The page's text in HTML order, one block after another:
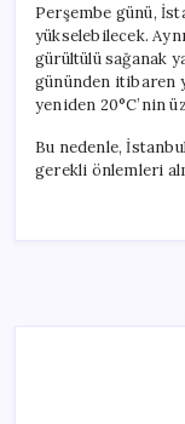
Perşembe günü,
yükselebilecek.
gürültülü sağanak
gününden itibaren
yeniden 20°C’nin
Bu nedenle,
gerekli önlemleri